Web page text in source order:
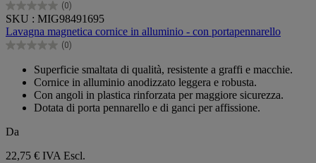
(0)
0.0
su
5
stelle.
SKU : MIG98491695
Lavagna magnetica cornice in alluminio - con portapennarello
(0)
0.0
Superficie smaltata di qualità, resistente a graffi e macchie.
Cornice in alluminio anodizzato leggera e robusta.
Con angoli in plastica rinforzata per maggiore sicurezza.
Dotata di porta pennarello e di ganci per affissione.
Da
22,75 € IVA Escl.